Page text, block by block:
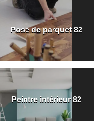
Pose de parquet 82
Peintre intérieur 82